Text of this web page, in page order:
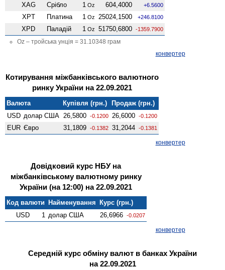
XAG Срібло 1 Oz 604,4000 +6.5600
XPT Платина 1 Oz 25024,1500 +246.8100
XPD Паладій 1 Oz 51750,6800 -1359.7900
Oz – тройська унція = 31.10348 грам
конвертер
Котирування міжбанківського валютного
ринку України на 22.09.2021
Валюта Купівля (грн.)
Продаж (грн.)
USD долар США 26,5800 -0.1200 26,6000 -0.1200
EUR Євро 31,1809 -0.1382 31,2044 -0.1381
конвертер
Довідковий курс НБУ на
міжбанківському валютному ринку
України (на 12:00) на 22.09.2021
Код валюти Найменування Курс (грн.)
USD
1 долар США 26,6966 -0.0207
конвертер
Середній курс обміну валют в банках України
на 22.09.2021